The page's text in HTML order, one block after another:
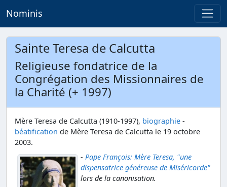
Nominis
Sainte Teresa de Calcutta
Religieuse fondatrice de la
Congrégation des Missionnaires de
la Charité (+ 1997)
Mère Teresa de Calcutta (1910-1997), biographie -
béatification de Mère Teresa de Calcutta le 19 octobre
2003.
- Pape François: Mère Teresa, "une
dispensatrice généreuse de Miséricorde"
lors de la canonisation.